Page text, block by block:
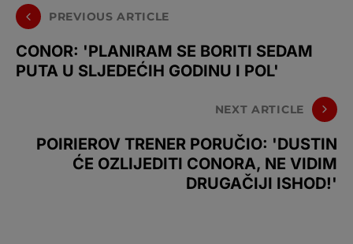
PREVIOUS ARTICLE
CONOR: 'PLANIRAM SE BORITI SEDAM
PUTA U SLJEDEĆIH GODINU I POL'
NEXT ARTICLE
POIRIEROV TRENER PORUČIO: 'DUSTIN
ĆE OZLIJEDITI CONORA, NE VIDIM
DRUGAČIJI ISHOD!'